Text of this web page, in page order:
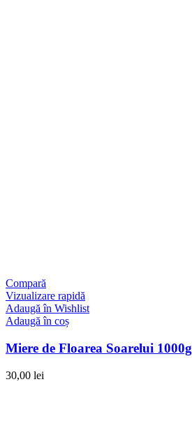
Compară
Vizualizare rapidă
Adaugă în Wishlist
Adaugă în coș
Miere de Floarea Soarelui 1000g
30,00 lei